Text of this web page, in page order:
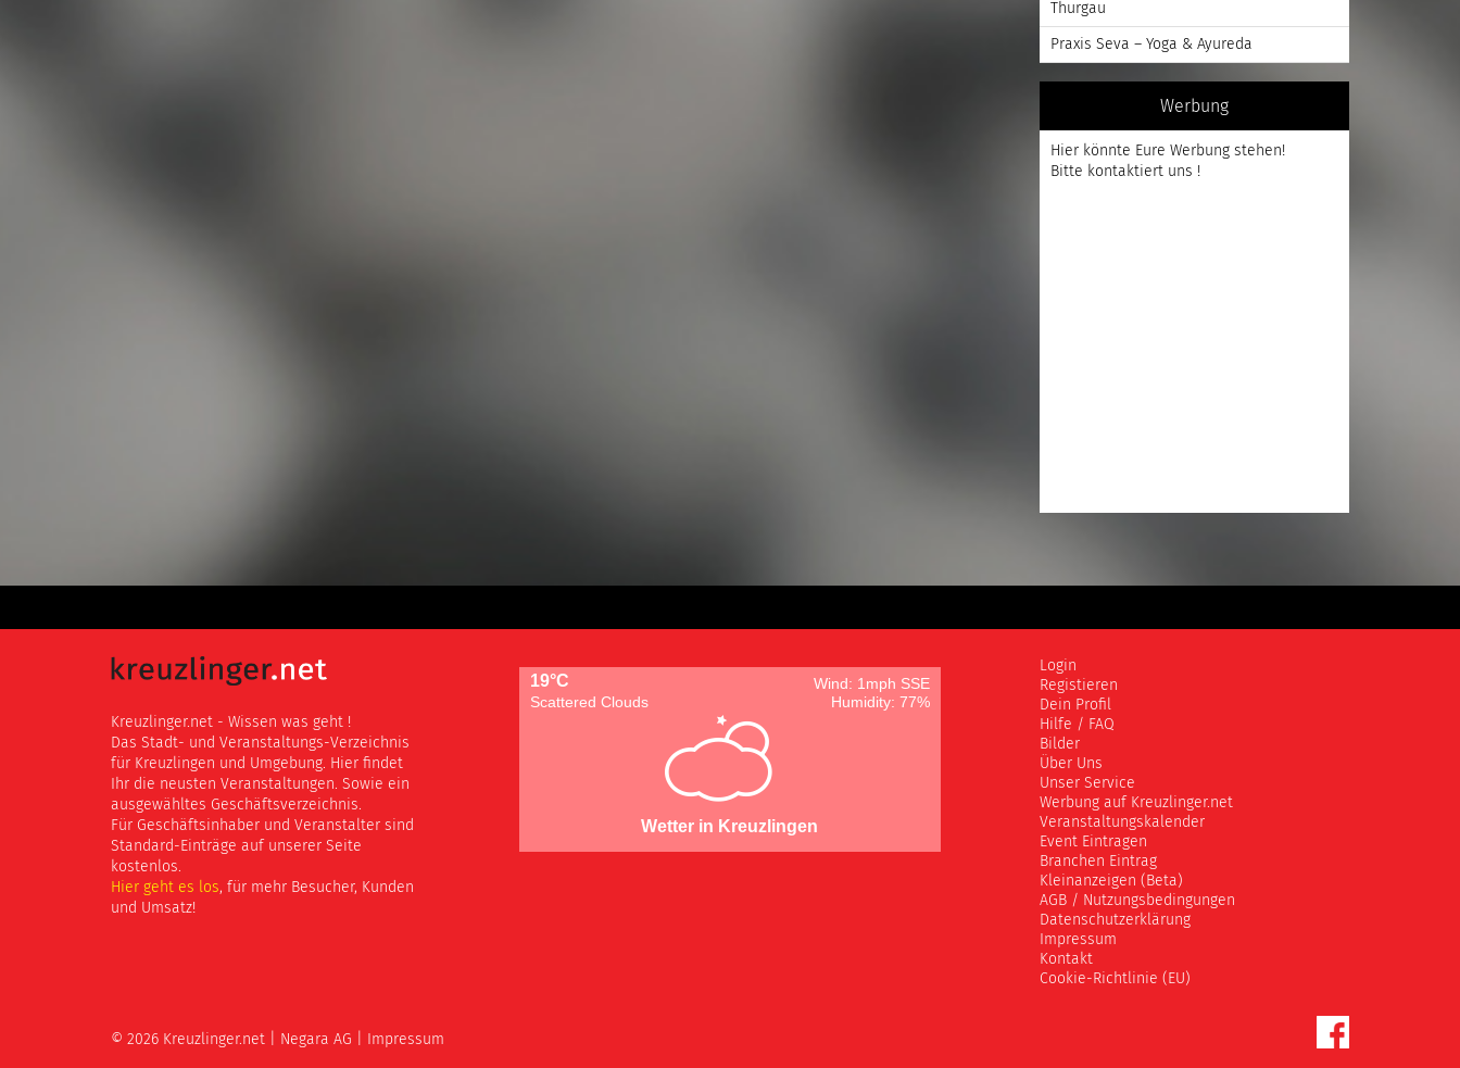
Thurgau
Praxis Seva – Yoga & Ayureda
Werbung
Hier könnte Eure Werbung stehen!
Bitte kontaktiert uns !
Kreuzlinger.net - Wissen was geht !
Das Stadt- und Veranstaltungs-Verzeichnis
für Kreuzlingen und Umgebung. Hier findet
Ihr die neusten Veranstaltungen. Sowie ein
ausgewähltes Geschäftsverzeichnis.
Für Geschäftsinhaber und Veranstalter sind
Standard-Einträge auf unserer Seite
kostenlos.
Hier geht es los, für mehr Besucher, Kunden
und Umsatz!
19°C
Wind: 1mph SSE
Scattered Clouds
Humidity: 77%
Wetter in Kreuzlingen
Login
Registieren
Dein Profil
Hilfe / FAQ
Bilder
Über Uns
Unser Service
Werbung auf Kreuzlinger.net
Veranstaltungskalender
Event Eintragen
Branchen Eintrag
Kleinanzeigen (Beta)
AGB / Nutzungsbedingungen
Datenschutzerklärung
Impressum
Kontakt
Cookie-Richtlinie (EU)
© 2026 Kreuzlinger.net | Negara AG Impressum